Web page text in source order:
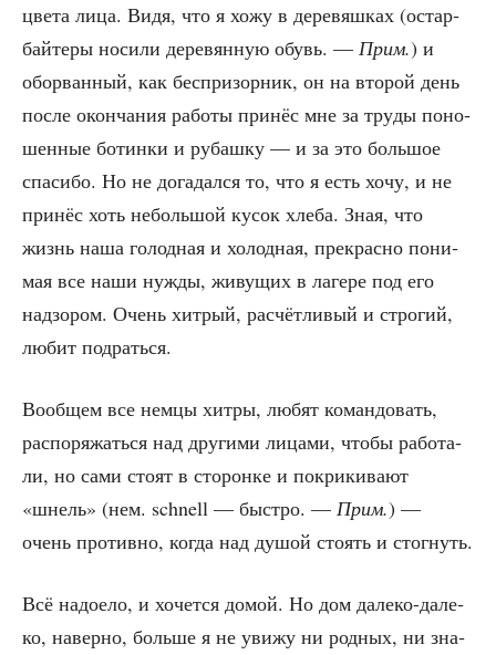
цве­та лица. Видя, что я хожу в дере­вяш­ках (остар­
бай­те­ры носи­ли дере­вян­ную обувь. — Прим.) и
обо­рван­ный, как бес­при­зор­ник, он на вто­рой день
после окон­ча­ния рабо­ты при­нёс мне за тру­ды поно­
шен­ные ботин­ки и рубаш­ку — и за это боль­шое
спа­си­бо. Но не дога­дал­ся то, что я есть хочу, и не
при­нёс хоть неболь­шой кусок хле­ба. Зная, что
жизнь наша голод­ная и холод­ная, пре­крас­но пони­
мая все наши нуж­ды, живу­щих в лаге­ре под его
над­зо­ром. Очень хит­рый, рас­чёт­ли­вый и стро­гий,
любит подраться.
Вооб­щем все нем­цы хит­ры, любят коман­до­вать,
рас­по­ря­жать­ся над дру­ги­ми лица­ми, что­бы рабо­та­
ли, но сами сто­ят в сто­рон­ке и покри­ки­ва­ют
«шнель» (нем. schnell — быст­ро. — Прим.) —
очень про­тив­но, когда над душой сто­ять и стогнуть.
Всё надо­е­ло, и хочет­ся домой. Но дом дале­ко-дале­
ко, навер­но, боль­ше я не уви­жу ни род­ных, ни зна­